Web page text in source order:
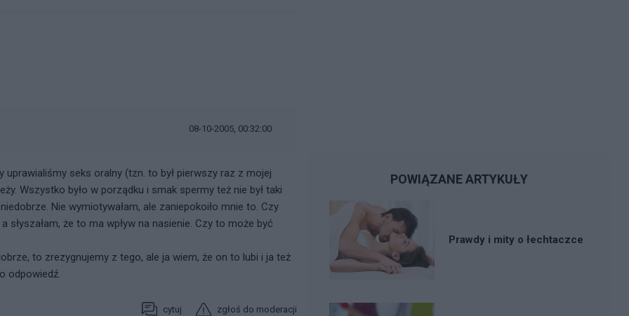
08-10-2005, 00:32:00
seks oralny (tzn. to był pierwszy raz z mojej
Wszystko było w porządku i smak spermy też nie był taki
Nie wymiotywałam, ale zaniepokoiło mnie to. Czy
słyszałam, że to ma wpływ na nasienie. Czy to może być
to zrezygnujemy z tego, ale ja wiem, że on to lubi i ja też
odpowiedź.
cytuj zgłoś do moderacji
POWIĄZANE ARTYKUŁY
Prawdy i mity o łechtaczce